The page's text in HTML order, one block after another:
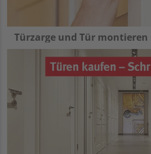
Türzarge und Tür montieren